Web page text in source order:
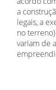
a
legais, a
no
variam de